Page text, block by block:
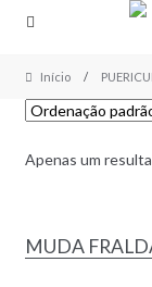
Skip
navigation
Skip
content
Início /
Apenas um
MUDA